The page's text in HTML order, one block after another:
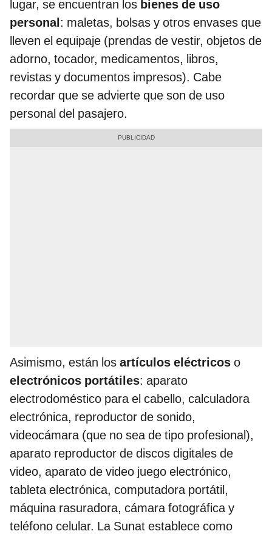
lugar, se encuentran los bienes de uso
personal: maletas, bolsas y otros envases que
lleven el equipaje (prendas de vestir, objetos de
adorno, tocador, medicamentos, libros,
revistas y documentos impresos). Cabe
recordar que se advierte que son de uso
personal del pasajero.
Asimismo, están los artículos eléctricos o
electrónicos portátiles: aparato
electrodoméstico para el cabello, calculadora
electrónica, reproductor de sonido,
videocámara (que no sea de tipo profesional),
aparato reproductor de discos digitales de
video, aparato de video juego electrónico,
tableta electrónica, computadora portátil,
máquina rasuradora, cámara fotográfica y
teléfono celular. La Sunat establece como